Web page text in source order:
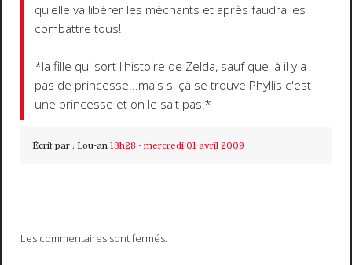
qu'elle va libérer les méchants et après faudra les
combattre tous!
*la fille qui sort l'histoire de Zelda, sauf que là il y a
pas de princesse...mais si ça se trouve Phyllis c'est
une princesse et on le sait pas!*
Écrit par : Lou-an 13h28 - mercredi 01 avril 2009
Les commentaires sont fermés.